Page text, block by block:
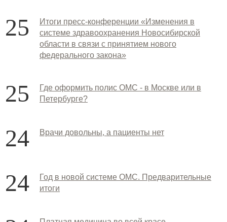
25
Итоги пресс-конференции «Изменения в
системе здравоохранения Новосибирской
области в связи с принятием нового
федерального закона»
25
Где оформить полис ОМС - в Москве или в
Петербурге?
24 Врачи довольны, а пациенты нет
24
Год в новой системе ОМС. Предварительные
итоги